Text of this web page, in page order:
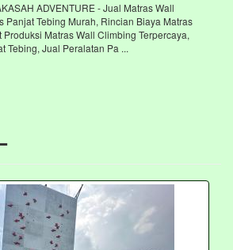
ADVENTURE - Jual Matras Wall
Panjat Tebing Murah, Rincian Biaya Matras
Matras Wall Climbing Terpercaya,
Tebing, Jual Peralatan Pa ...